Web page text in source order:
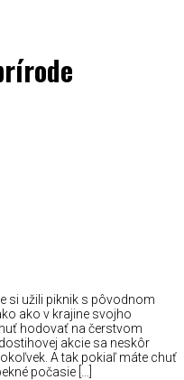
si užili piknik s pôvodnom
ako v krajine svojho
hodovať na čerstvom
akcie sa neskôr
A tak pokiaľ máte chuť
počasie […]